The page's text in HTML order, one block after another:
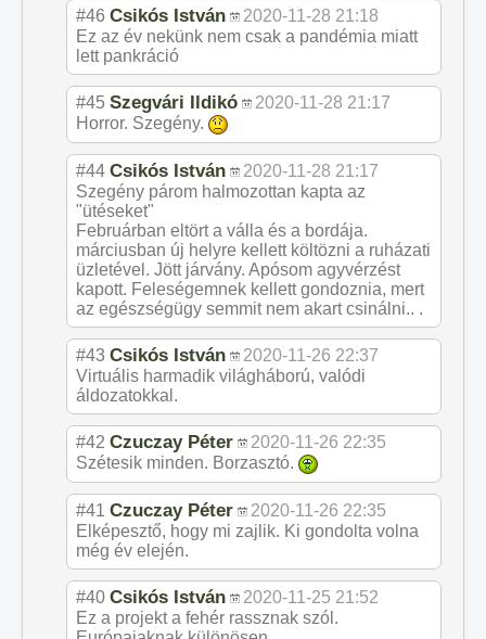
#46 Csikós István
2020-11-28 21:18
Ez az év nekünk nem csak a pandémia miatt
lett pankráció
#45 Szegvári Ildikó
2020-11-28 21:17
Horror. Szegény.
#44 Csikós István
2020-11-28 21:17
Szegény párom halmozottan kapta az
"ütéseket"
Februárban eltört a válla és a bordája.
márciusban új helyre kellett költözni a ruházati
üzletével. Jött járvány. Apósom agyvérzést
kapott. Feleségemnek kellett gondoznia, mert
az egészségügy semmit nem akart csinálni.. .
#43 Csikós István
2020-11-26 22:37
Virtuális harmadik világháború, valódi
áldozatokkal.
#42 Czuczay Péter
2020-11-26 22:35
Szétesik minden. Borzasztó.
#41 Czuczay Péter
2020-11-26 22:35
Elképesztő, hogy mi zajlik. Ki gondolta volna
még év elején.
#40 Csikós István
2020-11-25 21:52
Ez a projekt a fehér rassznak szól.